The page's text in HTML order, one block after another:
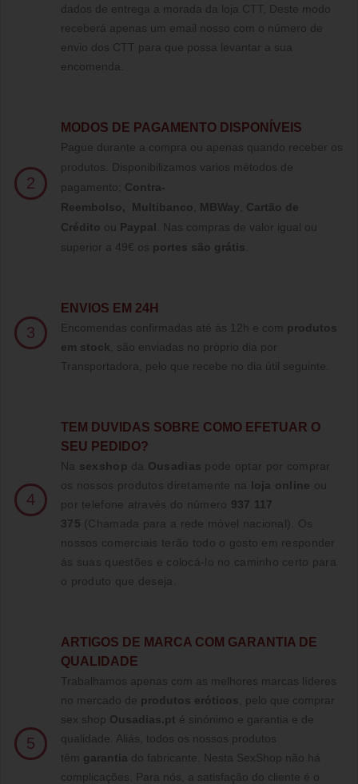
dados de entrega a morada da loja CTT, Deste modo
receberá apenas um email nosso com o número de
envio dos CTT para que possa levantar a sua
encomenda.
2
MODOS DE PAGAMENTO DISPONÍVEIS
Pague durante a compra ou apenas quando receber os
produtos. Disponibilizamos varios métodos de
pagamento; Contra-
Reembolso, Multibanco MBWay
Cartão de
Crédito ou Paypal
Nas compras de valor igual ou
superior a 49€ os portes são grátis
3
ENVIOS EM 24H
Encomendas confirmadas até às 12h e com produtos
em stock , são enviadas no próprio dia por
Transportadora, pelo que recebe no dia útil seguinte.
4
TE M DUVIDAS SOBRE COMO EFETUAR O
SEU PEDIDO?
Na sexshop da Ousadias pode optar por comprar
os nossos produtos diretamente na loja online ou
por telefone através do número 937 117
375 (Chamada para a rede móvel nacional)
. Os
nossos comerciais terão todo o gosto em responder
ás suas questões e colocá-lo no caminho certo para
o produto que deseja.
5
ARTIGOS DE MARCA COM GARANTIA DE
QUALIDADE
Trabalhamos apenas com as melhores marcas líderes
no mercado de produtos eróticos , pelo que comprar
sex shop Ousadias.pt é sinónimo e garantia e de
qualidade. Aliás, todos os nossos produtos
têm garantia do fabricante. Nesta SexShop não há
complicações. Para nós, a satisfação do cliente é o